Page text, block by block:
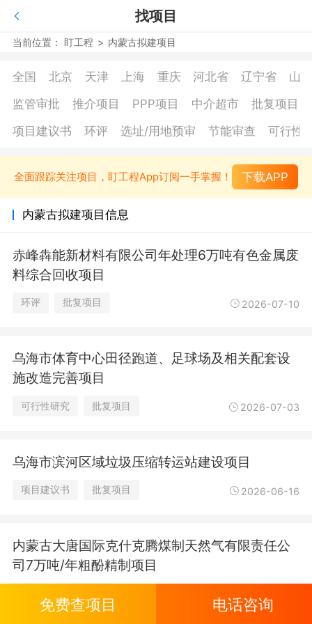
找项目
当前位置： 盯工程 > 内蒙古拟建项目
全国 北京 天津 上海 重庆 河北省 辽宁省
山
监管审批
推介项目 PPP项目 中介超市
批复项目
项目建议书
环评 选址/用地预审 节能审查 可行性
全面跟踪关注项目，盯工程App订阅一手掌握！ 下载APP
内蒙古拟建项目信息
赤峰犇能新材料有限公司年处理6万吨有色金属废
料综合回收项目
环评 批复项目 2026-07-10
乌海市体育中心田径跑道、足球场及相关配套设
施改造完善项目
可行性研究 批复项目 2026-07-03
乌海市滨河区域垃圾压缩转运站建设项目
项目建议书 批复项目 2026-06-16
内蒙古大唐国际克什克腾煤制天然气有限责任公
司7万吨/年粗酚精制项目
免费查项目 电话咨询